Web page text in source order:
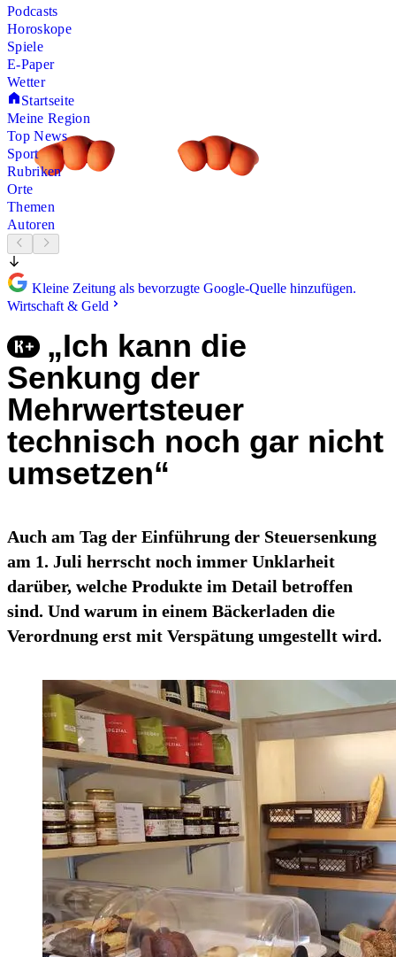
Podcasts
Horoskope
Spiele
E-Paper
Wetter
Startseite
Meine Region
Top News
Sport
Rubriken
Orte
Themen
Autoren
Kleine Zeitung als bevorzugte Google-Quelle hinzufügen.
Wirtschaft & Geld
„Ich kann die
Senkung der
Mehrwertsteuer
technisch noch gar nicht
umsetzen“
Auch am Tag der Einführung der Steuersenkung
am 1. Juli herrscht noch immer Unklarheit
darüber, welche Produkte im Detail betroffen
sind. Und warum in einem Bäckerladen die
Verordnung erst mit Verspätung umgestellt wird.